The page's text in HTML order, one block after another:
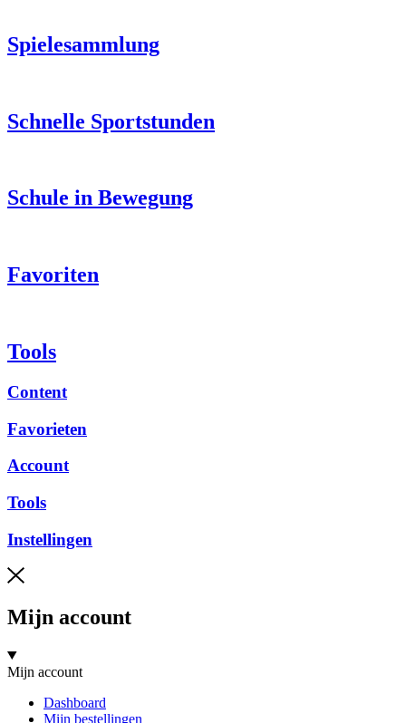
Spielesammlung
Schnelle Sportstunden
Schule in Bewegung
Favoriten
Tools
Content
Favorieten
Account
Tools
Instellingen
Mijn account
Mijn account
Dashboard
Mijn bestellingen